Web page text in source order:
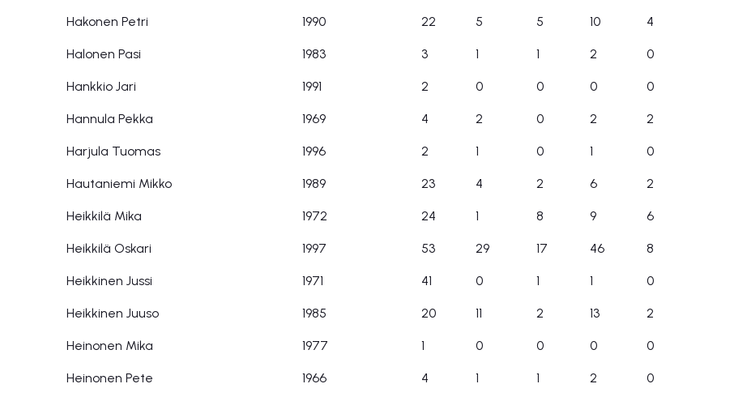
Hakonen Petri 1990 22 5 5 10 4
Halonen Pasi 1983 3 1 1 2 0
Hankkio Jari 1991 2 0 0 0 0
Hannula Pekka 1969 4 2 0 2 2
Harjula Tuomas 1996 2 1 0 1 0
Hautaniemi Mikko 1989 23 4 2 6 2
Heikkilä Mika 1972 24 1 8 9 6
Heikkilä Oskari 1997 53 29 17 46 8
Heikkinen Jussi 1971 41 0 1 1 0
Heikkinen Juuso 1985 20 11 2 13 2
Heinonen Mika 1977 1 0 0 0 0
Heinonen Pete 1966 4 1 1 2 0